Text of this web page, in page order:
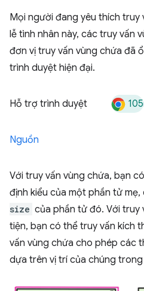
Mọi người đang yêu thích truy
lễ tình nhân này, các truy vấn
đơn vị truy vấn vùng chứa đã
trình duyệt hiện đại.
Hỗ trợ trình duyệt 105
Nguồn
Với truy vấn vùng chứa, bạn
định kiểu của một phần tử
size của phần tử đó. Với truy
tiện, bạn có thể truy vấn kích
vấn vùng chứa cho phép các
dựa trên vị trí của chúng